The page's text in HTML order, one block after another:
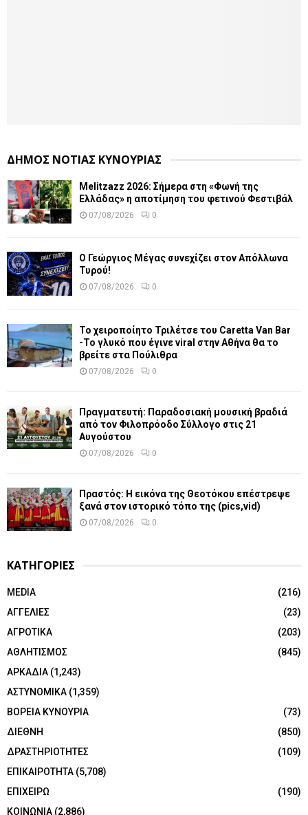
ΔΗΜΟΣ ΝΟΤΙΑΣ ΚΥΝΟΥΡΙΑΣ
Melitzazz 2026: Σήμερα στη «Φωνή της
Ελλάδας» η αποτίμηση του φετινού Φεστιβάλ
07/08/2026 0
Ο Γεώργιος Μέγας συνεχίζει στον Απόλλωνα
Τυρού!
07/08/2026 0
Το χειροποίητο Τριλέτσε του Caretta Van Bar
-Το γλυκό που έγινε viral στην Αθήνα θα το
βρείτε στα Πούλιθρα
07/08/2026 0
Πραγματευτή: Παραδοσιακή μουσική βραδιά
από τον Φιλοπρόοδο Σύλλογο στις 21
Αυγούστου
07/08/2026 0
Πραστός: Η εικόνα της Θεοτόκου επέστρεψε
ξανά στον ιστορικό τόπο της (pics,vid)
07/08/2026 0
ΚΑΤΗΓΟΡΙΕΣ
MEDIA
(216)
ΑΓΓΕΛΙΕΣ
(23)
ΑΓΡΟΤΙΚΑ
(203)
ΑΘΛΗΤΙΣΜΟΣ
(845)
ΑΡΚΑΔΙΑ (1,243)
ΑΣΤΥΝΟΜΙΚΑ (1,359)
ΒΟΡΕΙΑ ΚΥΝΟΥΡΙΑ
(73)
ΔΙΕΘΝΗ
(850)
ΔΡΑΣΤΗΡΙΟΤΗΤΕΣ
(109)
ΕΠΙΚΑΙΡΟΤΗΤΑ (5,708)
ΕΠΙΧΕΙΡΩ
(190)
ΚΟΙΝΩΝΙΑ (2,886)